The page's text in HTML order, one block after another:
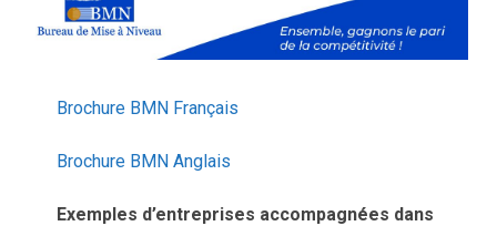
Brochure BMN Français
Brochure BMN Anglais
Exemples d’entreprises accompagnées dans